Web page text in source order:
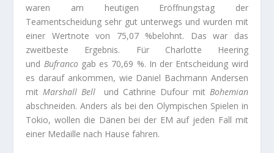
waren am heutigen Eröffnungstag der
Teamentscheidung sehr gut unterwegs und wurden mit
einer Wertnote von 75,07 %belohnt. Das war das
zweitbeste Ergebnis. Für Charlotte Heering
und Bufranco gab es 70,69 %. In der Entscheidung wird
es darauf ankommen, wie Daniel Bachmann Andersen
mit Marshall Bell und Cathrine Dufour mit Bohemian
abschneiden. Anders als bei den Olympischen Spielen in
Tokio, wollen die Dänen bei der EM auf jeden Fall mit
einer Medaille nach Hause fahren.